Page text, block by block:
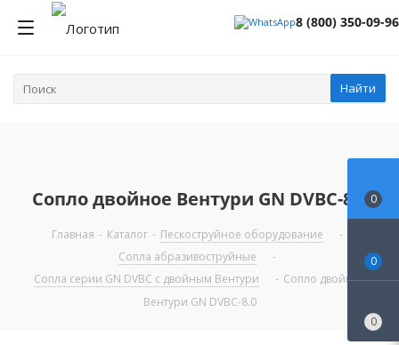
8 (800) 350-09-96
Найти
Сопло двойное Вентури GN DVBC-8.0
Главная - Каталог - Пескоструйное оборудование
-
Сопла абразивоструйные
-
Сопла серии GN DVBC с двойным Вентури
- Сопло двойное
Вентури GN DVBC-8.0
0
0
0